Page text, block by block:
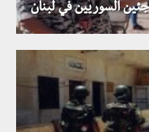
السوريين في لبنان